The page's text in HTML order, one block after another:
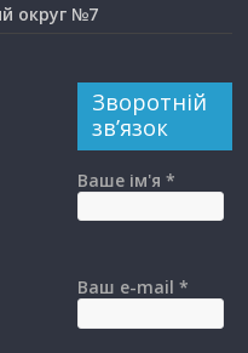
округ №7
Зворотній
зв’язок
Ваше ім'я *
Ваш e-mail *